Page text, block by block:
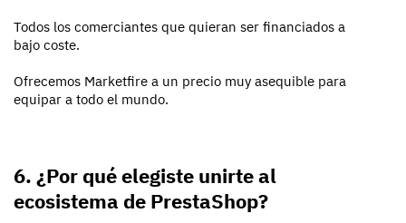
Todos los comerciantes que quieran ser financiados a
bajo coste.
Ofrecemos Marketfire a un precio muy asequible para
equipar a todo el mundo.
6. ¿Por qué elegiste unirte al
ecosistema de PrestaShop?